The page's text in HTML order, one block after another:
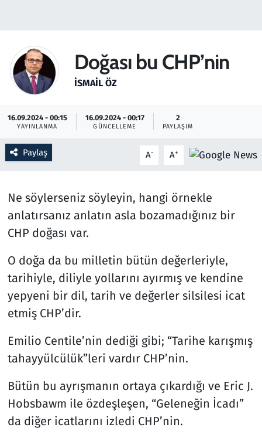
Doğası bu CHP’nin
İSMAIL ÖZ
16.09.2024 - 00:15
YAYINLANMA
16.09.2024 - 00:17
GÜNCELLEME
2
PAYLAŞIM
Paylaş A- A+
Ne söylerseniz söyleyin, hangi örnekle
anlatırsanız anlatın asla bozamadığınız bir
CHP doğası var.
O doğa da bu milletin bütün değerleriyle,
tarihiyle, diliyle yollarını ayırmış ve kendine
yepyeni bir dil, tarih ve değerler silsilesi icat
etmiş CHP’dir.
Emilio Centile’nin dediği gibi; “Tarihe karışmış
tahayyülcülük”leri vardır CHP’nin.
Bütün bu ayrışmanın ortaya çıkardığı ve Eric J.
Hobsbawm ile özdeşleşen, “Geleneğin İcadı”
da diğer icatlarını izledi CHP’nin.
Haber
Kültür Sanat
Kurumsal Haberler
Otomobil
Oyun
Ramazan
Resmi İlanlar
Rüya Tabirleri
Savunma Sanayi
Seçim 2023